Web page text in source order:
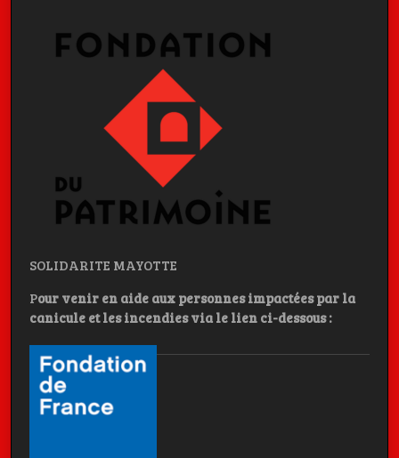
SOLIDARITE MAYOTTE
Pour venir en aide aux personnes impactées par la
canicule et les incendies via le lien ci-dessous :